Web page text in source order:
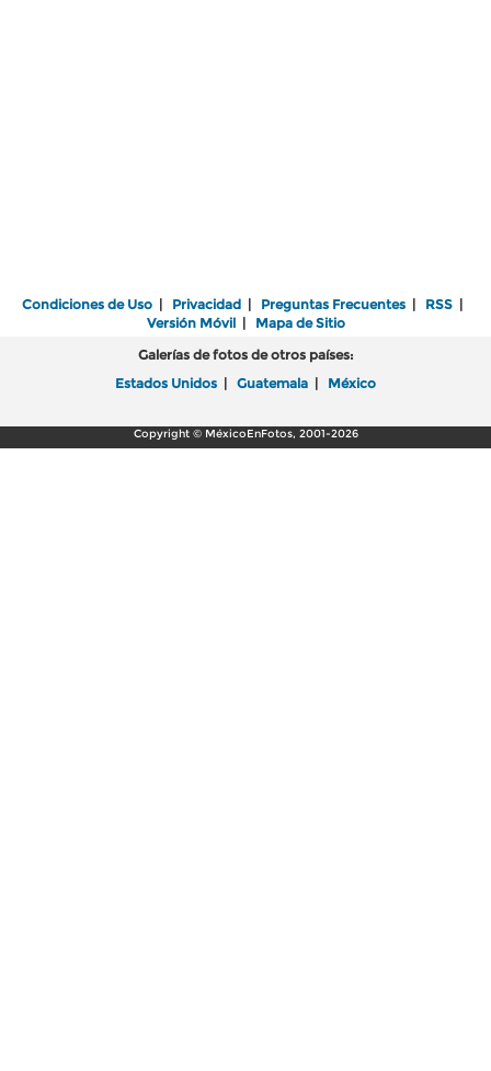
Condiciones de Uso | Privacidad | Preguntas Frecuentes | RSS |
Versión Móvil| Mapa de Sitio
Galerías de fotos de otros países:
Estados Unidos | Guatemala | México
Copyright © MéxicoEnFotos, 2001-2026